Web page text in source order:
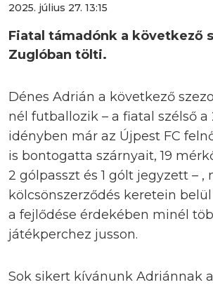
2025. július 27. 13:15
Fiatal támadónk a következő
Zuglóban tölti.
Dénes Adrián a következő
nél futballozik – a fiatal szélső a
idényben már az Újpest FC
is bontogatta szárnyait, 19
2 gólpasszt és 1 gólt jegyzett – ,
kölcsönszerződés keretein
a fejlődése érdekében minél
játékperchez jusson.
Sok sikert kívánunk Adriánnak